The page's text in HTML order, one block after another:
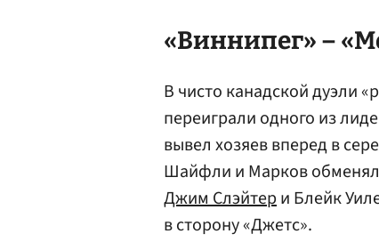
«Виннипег» –
В чисто канадской дуэли
переиграли одного из
вывел хозяев вперед в
Шайфли и Марков
Джим Слэйтери Блейк
в сторону «Джетс».